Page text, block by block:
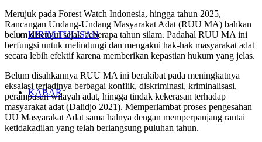
KIRIM TULISAN
KABAR
Merujuk pada Forest Watch Indonesia, hingga tahun 2025,
Rancangan Undang-Undang Masyarakat Adat (RUU MA) bahkan
belum disetujui sejak beberapa tahun silam. Padahal RUU MA ini
berfungsi untuk melindungi dan mengakui hak-hak masyarakat adat
secara lebih efektif karena memberikan kepastian hukum yang jelas.
Belum disahkannya RUU MA ini berakibat pada meningkatnya
eksalasi terjadinya berbagai konflik, diskriminasi, kriminalisasi,
perampasan wilayah adat, hingga tindak kekerasan terhadap
masyarakat adat (Dalidjo 2021). Memperlambat proses pengesahan
UU Masyarakat Adat sama halnya dengan memperpanjang rantai
ketidakadilan yang telah berlangsung puluhan tahun.